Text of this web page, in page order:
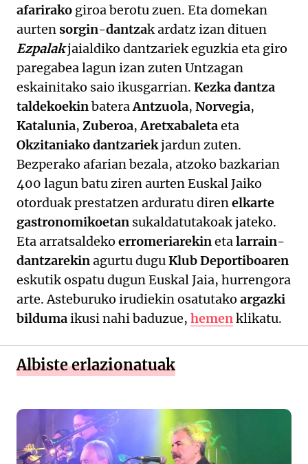
afarirako giroa berotu zuen. Eta domekan
aurtensorgin-dantzak ardatz izan dituen
Ezpalakjaialdiko dantzariek eguzkia eta giro
paregabea lagun izan zuten Untzagan
eskainitako saio ikusgarrian. Kezka dantza
taldekoekinbateraAntzuola, Norvegia,
Katalunia, Zuberoa,Aretxabaletaeta
Okzitaniako dantzariekjardun zuten.
Bezperako afarian bezala, atzoko bazkarian
400 lagun batu ziren aurten Euskal Jaiko
otorduak prestatzen arduratu direnelkarte
gastronomikoetan sukaldatutakoak jateko.
Eta arratsaldeko erromeriarekinetalarrain-
dantzarekinagurtu duguKlub Deportiboaren
eskutik ospatu dugun Euskal Jaia, hurrengora
arte. Asteburuko irudiekin osatutako argazki
bildumaikusi nahi baduzue, hemenklikatu.
Albiste erlazionatuak